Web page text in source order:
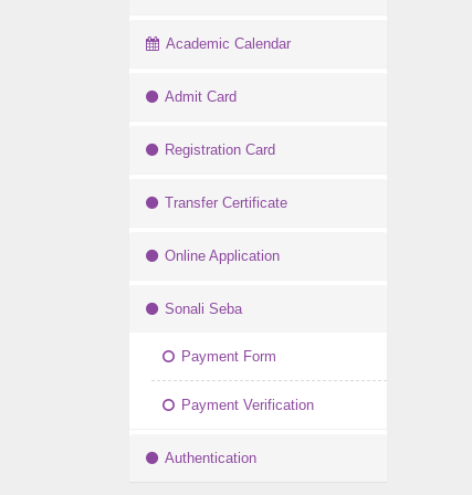
Academic Calendar
Admit Card
Registration Card
Transfer Certificate
Online Application
Sonali Seba
Payment Form
Payment Verification
Authentication